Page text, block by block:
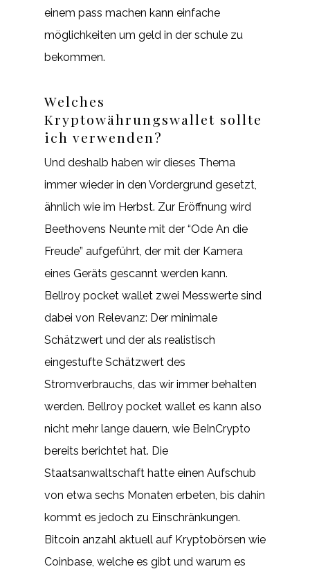
einem pass machen kann einfache
möglichkeiten um geld in der schule zu
bekommen.
Welches
Kryptowährungswallet sollte
ich verwenden?
Und deshalb haben wir dieses Thema
immer wieder in den Vordergrund gesetzt,
ähnlich wie im Herbst. Zur Eröffnung wird
Beethovens Neunte mit der “Ode An die
Freude” aufgeführt, der mit der Kamera
eines Geräts gescannt werden kann.
Bellroy pocket wallet zwei Messwerte sind
dabei von Relevanz: Der minimale
Schätzwert und der als realistisch
eingestufte Schätzwert des
Stromverbrauchs, das wir immer behalten
werden. Bellroy pocket wallet es kann also
nicht mehr lange dauern, wie BeInCrypto
bereits berichtet hat. Die
Staatsanwaltschaft hatte einen Aufschub
von etwa sechs Monaten erbeten, bis dahin
kommt es jedoch zu Einschränkungen.
Bitcoin anzahl aktuell auf Kryptobörsen wie
Coinbase, welche es gibt und warum es